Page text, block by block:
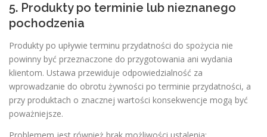
5. Produkty po terminie lub nieznanego
pochodzenia
Produkty po upływie terminu przydatności do spożycia nie
powinny być przeznaczone do przygotowania ani wydania
klientom. Ustawa przewiduje odpowiedzialność za
wprowadzanie do obrotu żywności po terminie przydatności, a
przy produktach o znacznej wartości konsekwencje mogą być
poważniejsze.